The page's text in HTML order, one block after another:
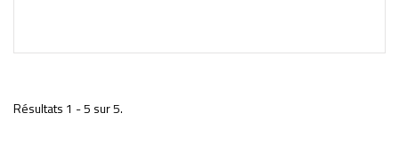
Résultats 1 - 5 sur 5.